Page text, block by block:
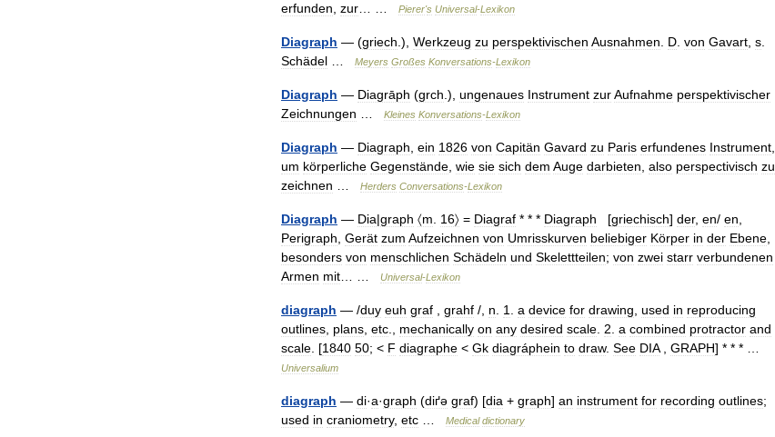
erfunden zur Pierer's Universal-Lexikon
Diagraph — (griech .), Werkzeug zu perspektivischen Ausnahmen D von Gavart s
Schädel
Meyers Großes Konversations-Lexikon
Diagraph — Diagrāph (grch .), ungenaues Instrument zurAufnahme perspektivischer
Zeichnungen
Kleines Konversations-Lexikon
Diagraph — Diagraph ein 1826 von Capitän Gavard zu Paris erfundenes Instrument
um körperliche Gegenstände wie sie sich dem Auge darbieten also perspectivisch zu
zeichnen
Herders Conversations-Lexikon
Diagraph — Dia|graph 〈m 16〉 = Diagraf * * * Diagraph [griechisch] der, en/ en
Perigraph Gerät zum Aufzeichnen von Umrisskurven beliebiger Körper in der Ebene
besonders von menschlichen Schädeln und Skelettteilen; von zwei starr verbundenen
Armen mit Universal-Lexikon
diagraph — /duy euh graf grahf /, n 1 a device for drawing used in reproducing
outlines plans etc mechanically on any desired scale 2 a combined protractor and
scale . [1840 50; < F diagraphe < Gk diagráphein to draw. See DIA, GRAPH] * * * …
Universalium
diagraph — di·a·graph (diґə graf) [dia + graph] an instrument for recording outlines;
used in craniometry, etc Medical dictionary